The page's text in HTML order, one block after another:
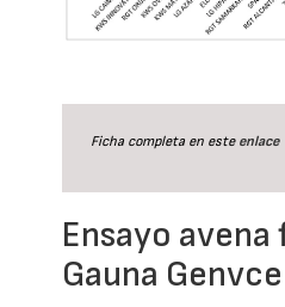
Ficha completa en este enlace
Ensayo avena
Gauna